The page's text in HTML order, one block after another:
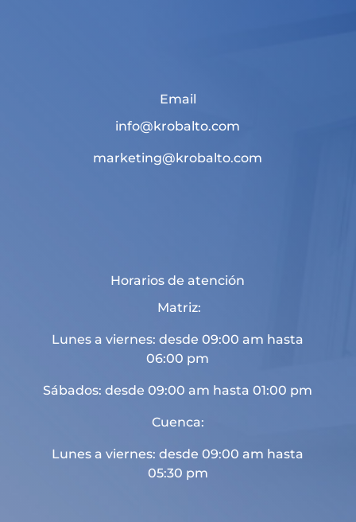
Email
info@krobalto.com
marketing@krobalto.com
Horarios de atención
Matriz:
Lunes a viernes: desde 09:00 am hasta
06:00 pm
Sábados: desde 09:00 am hasta 01:00 pm
Cuenca:
Lunes a viernes: desde 09:00 am hasta
05:30 pm